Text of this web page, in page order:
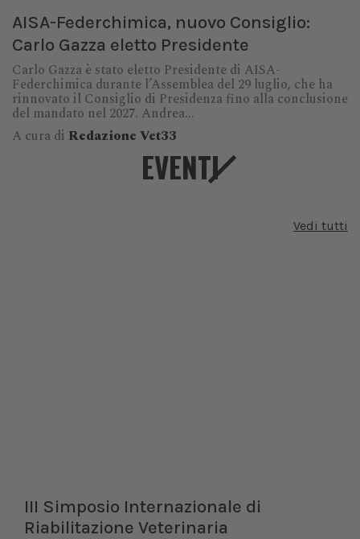
AISA-Federchimica, nuovo Consiglio:
Carlo Gazza eletto Presidente
Carlo Gazza è stato eletto Presidente di AISA-
Federchimica durante l’Assemblea del 29 luglio, che ha
rinnovato il Consiglio di Presidenza fino alla conclusione
del mandato nel 2027. Andrea...
A cura di Redazione Vet33
EVENTI
Vedi tutti
III Simposio Internazionale di
Riabilitazione Veterinaria